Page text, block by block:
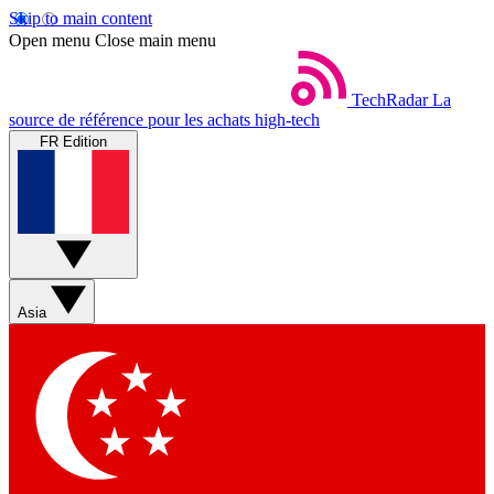
Skip to main content
Open menu Close main menu
TechRadar La
source de référence pour les achats high-tech
FR Edition
Asia